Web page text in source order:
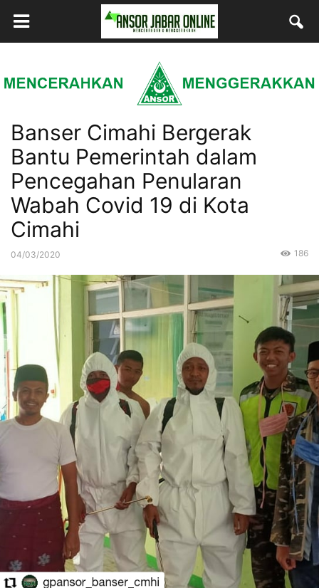
Banser Cimahi Bergerak
Bantu Pemerintah dalam
Pencegahan Penularan
Wabah Covid 19 di Kota
Cimahi
04/03/2020 186